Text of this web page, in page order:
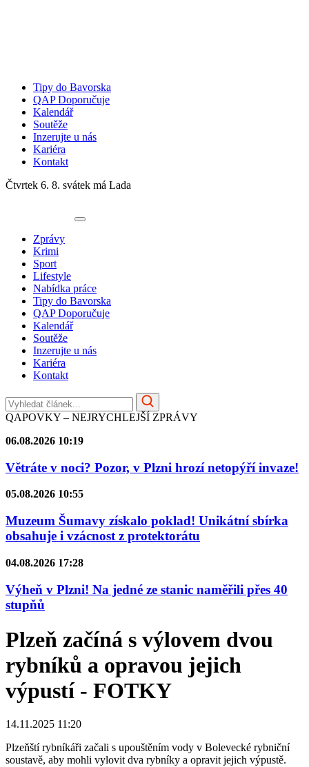
Tipy do Bavorska
QAP Doporučuje
Kalendář
Soutěže
Inzerujte u nás
Kariéra
Kontakt
Čtvrtek 6. 8. svátek má Lada
Zprávy
Krimi
Sport
Lifestyle
Nabídka práce
Tipy do Bavorska
QAP Doporučuje
Kalendář
Soutěže
Inzerujte u nás
Kariéra
Kontakt
QAPOVKY – NEJRYCHLEJŠÍ ZPRÁVY
06.08.2026 10:19
Větráte v noci? Pozor, v Plzni hrozí netopýří invaze!
05.08.2026 10:55
Muzeum Šumavy získalo poklad! Unikátní sbírka
obsahuje i vzácnost z protektorátu
04.08.2026 17:28
Výheň v Plzni! Na jedné ze stanic naměřili přes 40
stupňů
Plzeň začíná s výlovem dvou
rybníků a opravou jejich
výpustí - FOTKY
14.11.2025 11:20
Plzeňští rybníkáři začali s upouštěním vody v Bolevecké rybniční
soustavě, aby mohli vylovit dva rybníky a opravit jejich výpustě.